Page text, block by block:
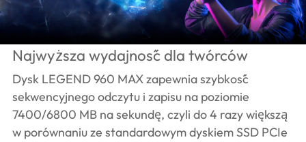
Najwyższa wydajność dla twórców
Dysk LEGEND 960 MAX zapewnia szybkość
sekwencyjnego odczytu i zapisu na poziomie
7400/6800 MB na sekundę, czyli do 4 razy większą
w porównaniu ze standardowym dyskiem SSD PCIe